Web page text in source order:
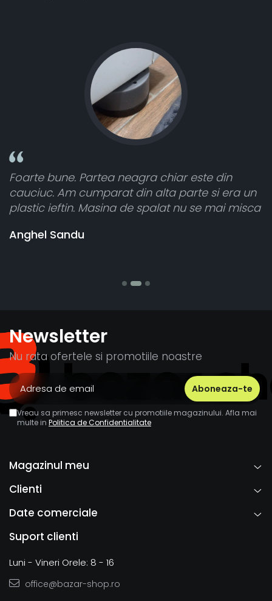
este din
parte si era un
nu se mai misca
Toate sunt foarte luminoase și
atât de bine în curtea din
cele 8 bucati dar una nu a
Newsletter
Nu rata ofertele si promotiile noastre
Vreau sa primesc newsletter cu promotiile magazinului. Afla mai
multe in Politica de Confidentialitate
Magazinul meu
Clienti
Date comerciale
Suport clienti
Luni - Vineri Orele: 8 - 16
office@bazar-shop.ro